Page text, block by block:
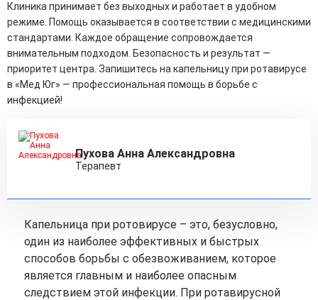
Клиника принимает без выходных и работает в удобном
режиме. Помощь оказывается в соответствии с медицинскими
стандартами. Каждое обращение сопровождается
внимательным подходом. Безопасность и результат —
приоритет центра. Запишитесь на капельницу при ротавирусе
в «Мед Юг» — профессиональная помощь в борьбе с
инфекцией!
Пухова Анна Александровна
Терапевт
Капельница при ротовирусе – это, безусловно,
один из наиболее эффективных и быстрых
способов борьбы с обезвоживанием, которое
является главным и наиболее опасным
следствием этой инфекции. При ротавирусной